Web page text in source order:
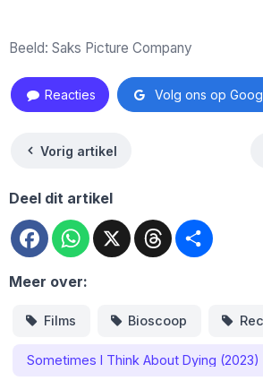
Beeld: Saks Picture Company
Reacties Volg ons op
Vorig artikel
Deel dit artikel
FacebookWhatsApp
X Threads
Meer over:
Films Bioscoop
Sometimes I Think About Dying (2023)